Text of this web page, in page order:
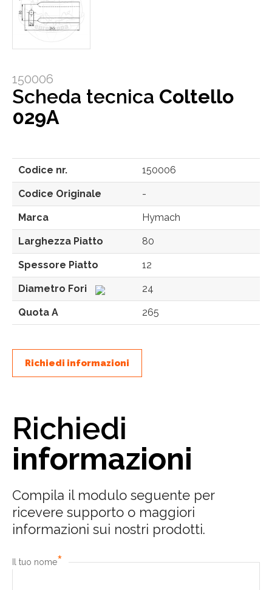
150006
Scheda tecnica Coltello
029A
Codice nr. 150006
Codice Originale -
Marca Hymach
Larghezza Piatto 80
Spessore Piatto 12
Diametro Fori 24
Quota A 265
Richiedi informazioni
Richiedi
informazioni
Compila il modulo seguente per
ricevere supporto o maggiori
informazioni sui nostri prodotti.
Il tuo nome*